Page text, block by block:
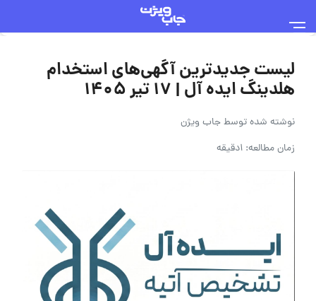
لیست جدیدترین آگهی‌های استخدام
هلدینگ ایده آل | ۱۷ تیر ۱۴۰۵
نوشته شده توسطجاب ویژن
زمان مطالعه: 1دقیقه